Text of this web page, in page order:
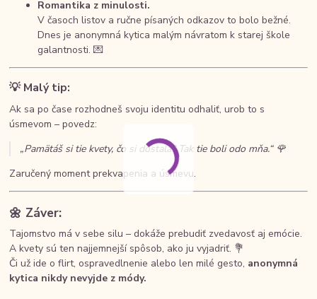
Romantika z minulosti.
V časoch listov a ručne písaných odkazov to bolo bežné.
Dnes je anonymná kytica malým návratom k starej škole
galantnosti. 💌
💡Malý tip:
Ak sa po čase rozhodneš svoju identitu odhaliť, urob to s
úsmevom – povedz:
„Pamätáš si tie kvety, čo si dostala? Tak tie boli odo mňa.“ 🌹
Zaručený moment prekvapenia a úsmevu.
🌼 Záver:
Tajomstvo má v sebe silu – dokáže prebudiť zvedavosť aj emócie.
A kvety sú ten najjemnejší spôsob, ako ju vyjadriť. 💐
Či už ide o flirt, ospravedlnenie alebo len milé gesto, anonymná
kytica nikdy nevyjde z módy.